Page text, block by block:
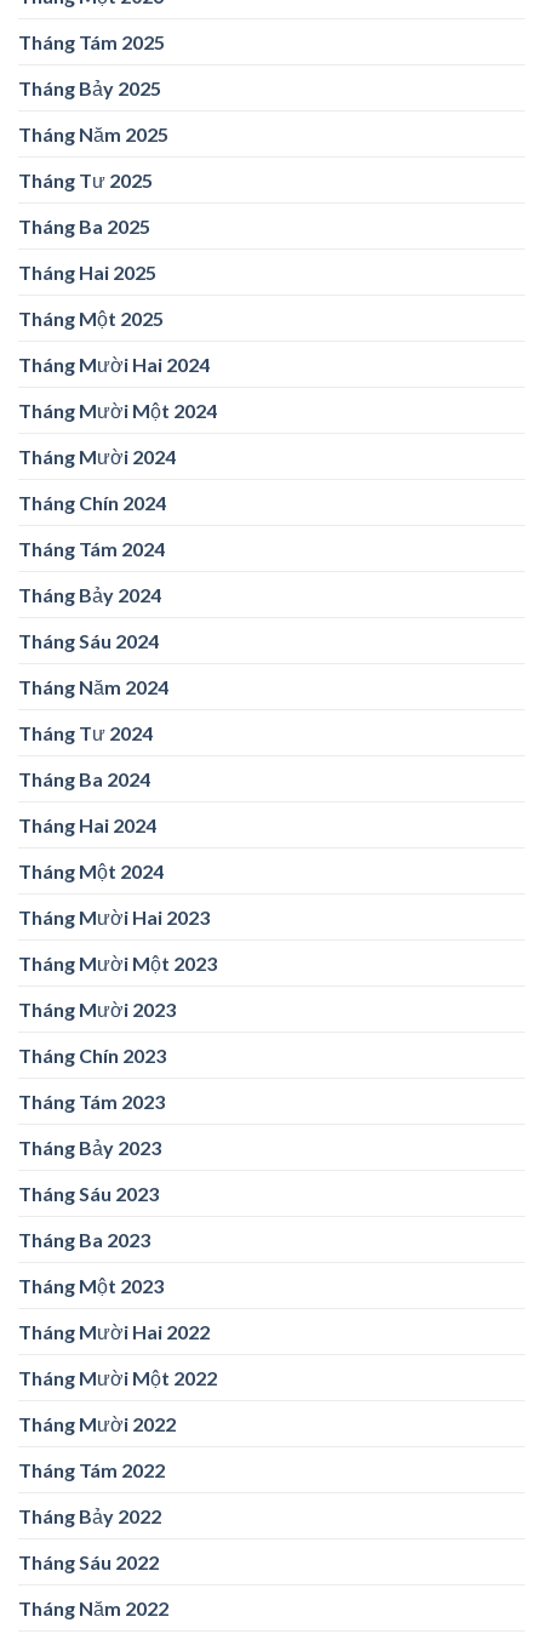
Tháng Tám 2025
Tháng Bảy 2025
Tháng Năm 2025
Tháng Tư 2025
Tháng Ba 2025
Tháng Hai 2025
Tháng Một 2025
Tháng Mười Hai 2024
Tháng Mười Một 2024
Tháng Mười 2024
Tháng Chín 2024
Tháng Tám 2024
Tháng Bảy 2024
Tháng Sáu 2024
Tháng Năm 2024
Tháng Tư 2024
Tháng Ba 2024
Tháng Hai 2024
Tháng Một 2024
Tháng Mười Hai 2023
Tháng Mười Một 2023
Tháng Mười 2023
Tháng Chín 2023
Tháng Tám 2023
Tháng Bảy 2023
Tháng Sáu 2023
Tháng Ba 2023
Tháng Một 2023
Tháng Mười Hai 2022
Tháng Mười Một 2022
Tháng Mười 2022
Tháng Tám 2022
Tháng Bảy 2022
Tháng Sáu 2022
Tháng Năm 2022